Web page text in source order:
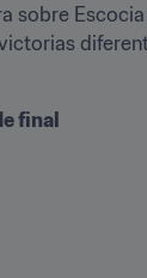
sobre
final